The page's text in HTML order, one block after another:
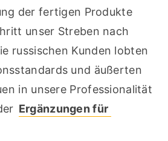
der fertigen Produkte
unser Streben nach
russischen Kunden lobten
und äußerten
in unsere Professionalität
Ergänzungen für